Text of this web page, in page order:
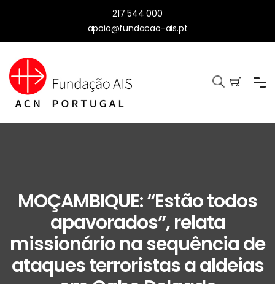
217 544 000
apoio@fundacao-ais.pt
MOÇAMBIQUE: “Estão todos
apavorados”, relata
missionário na sequência de
ataques terroristas a aldeias